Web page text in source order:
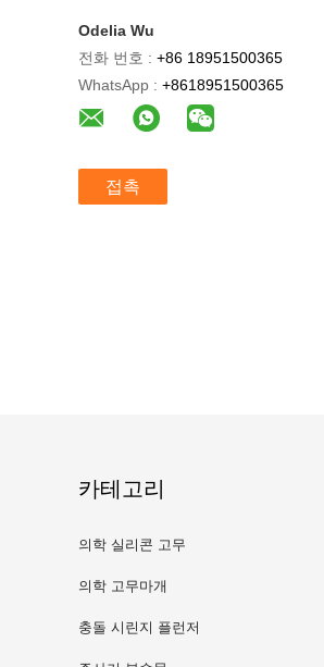
Odelia Wu
전화 번호 : +86 18951500365
WhatsApp : +8618951500365
접촉
카테고리
의학 실리콘 고무
의학 고무마개
충돌 시린지 플런저